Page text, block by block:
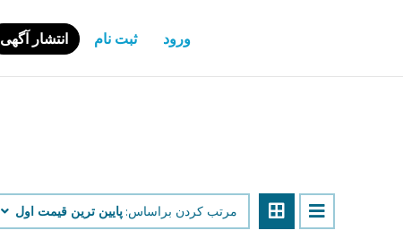
ورود ثبت نام انتشار آگهی
مرتب کردن براساس: پایین ‌ترین قیمت اول